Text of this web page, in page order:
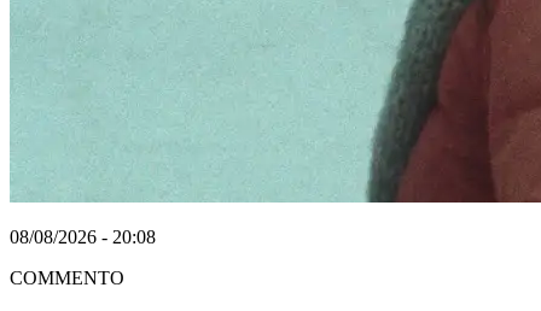
08/08/2026 - 20:08
COMMENTO